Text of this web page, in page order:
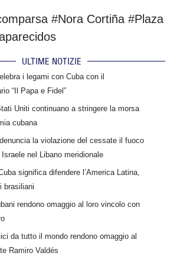
#Nora Cortiña #Plaza
ULTIME NOTIZIE
i legami con Cuba con il
“Il Papa e Fidel”
Uniti continuano a stringere la morsa
cubana
la violazione del cessate il fuoco
nel Libano meridionale
significa difendere l’America Latina,
brasiliani
rendono omaggio al loro vincolo con
da tutto il mondo rendono omaggio al
Ramiro Valdés